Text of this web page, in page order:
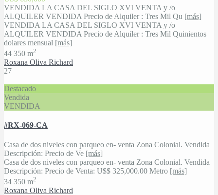
VENDIDA LA CASA DEL SIGLO XVI VENTA y /o
ALQUILER VENDIDA Precio de Alquiler : Tres Mil Qu [más]
VENDIDA LA CASA DEL SIGLO XVI VENTA y /o
ALQUILER VENDIDA Precio de Alquiler : Tres Mil Quinientos
dolares mensual [más]
44 350 m2
Roxana Oliva Richard
27
Destacado
Vendida
VENDIDA
#RX-069-CA
Casa de dos niveles con parqueo en- venta Zona Colonial. Vendida
Descripción: Precio de Ve [más]
Casa de dos niveles con parqueo en- venta Zona Colonial. Vendida
Descripción: Precio de Venta: U$$ 325,000.00 Metro [más]
34 350 m2
Roxana Oliva Richard